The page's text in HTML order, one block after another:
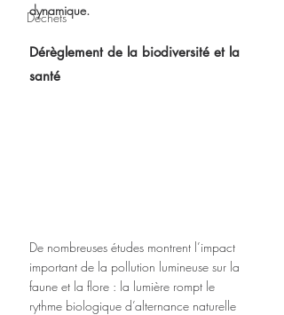
Déchets
dynamique.
Dérèglement de la biodiversité et la
santé
De nombreuses études montrent l’impact
important de la pollution lumineuse sur la
faune et la flore : la lumière rompt le
rythme biologique d’alternance naturelle